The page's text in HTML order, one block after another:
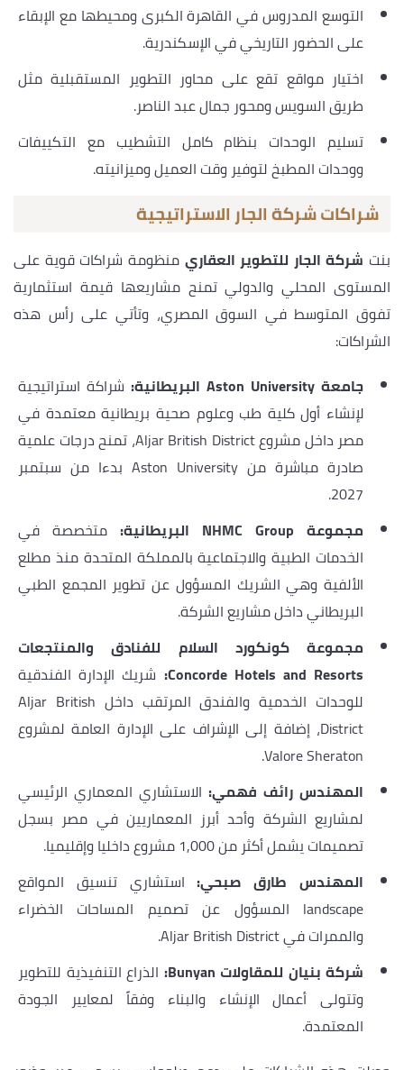
التوسع المدروس في القاهرة الكبرى ومحيطها مع الإبقاء
على الحضور التاريخي في الإسكندرية.
اختيار مواقع تقع على محاور التطوير المستقبلية مثل
طريق السويس ومحور جمال عبد الناصر.
تسليم الوحدات بنظام كامل التشطيب مع التكييفات
ووحدات المطبخ لتوفير وقت العميل وميزانيته.
شراكات شركة الجار الاستراتيجية
بنت شركة الجار للتطوير العقاري منظومة شراكات قوية على
المستوى المحلي والدولي تمنح مشاريعها قيمة استثمارية
تفوق المتوسط في السوق المصري، وتأتي على رأس هذه
الشراكات:
جامعة Aston University البريطانية:
شراكة استراتيجية
لإنشاء أول كلية طب وعلوم صحية بريطانية معتمدة في
مصر داخل مشروع Aljar British District، تمنح درجات علمية
صادرة مباشرة من Aston University بدءا من سبتمبر
2027.
مجموعة NHMC Group البريطانية:
متخصصة في
الخدمات الطبية والاجتماعية بالمملكة المتحدة منذ مطلع
الألفية وهي الشريك المسؤول عن تطوير المجمع الطبي
البريطاني داخل مشاريع الشركة.
مجموعة كونكورد السلام للفنادق والمنتجعات
Concorde Hotels and Resorts: شريك الإدارة الفندقية
للوحدات الخدمية والفندق المرتقب داخل Aljar British
District، إضافة إلى الإشراف على الإدارة العامة لمشروع
Valore Sheraton.
المهندس رائف فهمي: الاستشاري المعماري الرئيسي
لمشاريع الشركة وأحد أبرز المعماريين في مصر بسجل
تصميمات يشمل أكثر من 1,000 مشروع داخليا وإقليميا.
المهندس طارق صبحي: استشاري تنسيق المواقع
landscape المسؤول عن تصميم المساحات الخضراء
والممرات في Aljar British District.
شركة بنيان للمقاولات Bunyan:
الذراع التنفيذية للتطوير
وتتولى أعمال الإنشاء والبناء وفقاً لمعايير الجودة
المعتمدة.